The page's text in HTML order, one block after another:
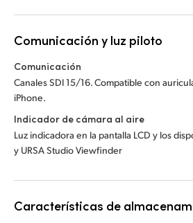
Comunicación y luz piloto
Comunicación
Canales SDI 15/16. Compatible con
iPhone.
Indicador de cámara al aire
Luz indicadora en la pantalla LCD y los
y URSA Studio Viewfinder
Características de